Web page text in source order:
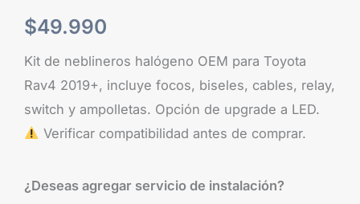
$49.990
Kit de neblineros halógeno OEM para Toyota
Rav4 2019+, incluye focos, biseles, cables, relay,
switch y ampolletas. Opción de upgrade a LED.
Verificar compatibilidad antes de comprar.
¿Deseas agregar servicio de instalación?